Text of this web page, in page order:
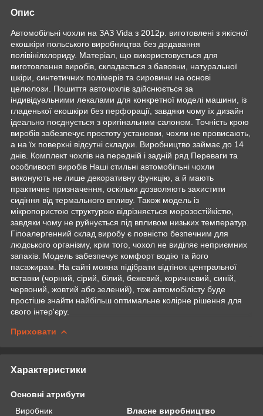
Опис
Автомобільні чохли на ЗАЗ Vida з 2012р. виготовлені з якісної
екошкіри польського виробництва без додавання
полівінілхлориду. Матеріал, що використовується для
виготовлення виробів, складається з бавовни, натуральної
шкіри, синтетичних полімерів та сировини на основі
целюлози. Пошиття авточохлів здійснюється за
індивідуальними лекалами для конкретної моделі машини, із
гладенької екошкіри без перфорації, завдяки чому їх дизайн
ідеально поєднується з оригінальним салоном. Точність крою
виробів забезпечує простоту установки, чохли не провисають,
а на їх поверхні відсутні складки. Виробництво займає до 14
днів. Комплект чохлів на передній і задній ряд Переваги та
особливості виробів Наші стильні автомобільні чохли
виконують не лише декоративну функцію, а й мають
практичне призначення, оскільки дозволяють захистити
сидіння від термального впливу. Також модель із
мікропористою структурою відрізняється морозостійкістю,
завдяки чому не руйнується під впливом низьких температур.
Гіпоалергенний склад виробу є повністю безпечним для
людського організму, крім того, чохол не виділяє неприємних
запахів. Модель забезпечує комфорт водію та його
пасажирам. На сайті можна підібрати відтінок центральної
вставки (чорний, сірий, білий, бежевий, коричневий, синій,
червоний, жовтий або зелений), тож автомобілісту буде
простіше знайти найбільш оптимальне колірне рішення для
свого інтер'єру.
Приховати
Характеристики
Основні атрибути
Виробник
Власне виробництво